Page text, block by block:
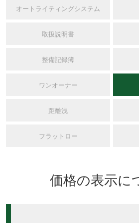
オートライティングシステム
取扱説明書
整備記録簿
ワンオーナー
距離浅
フラットロー
価格の表示に